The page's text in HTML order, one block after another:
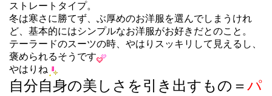
ストレートタイプ。
冬は寒さに勝てず、ぶ厚めのお洋服を選んでしまうけれ
ど、基本的にはシンプルなお洋服がお好きだとのこと。
テーラードのスーツの時、やはりスッキリして見えるし、
褒められるそうです
やはりね
自分自身の美しさを引き出すもの＝パ